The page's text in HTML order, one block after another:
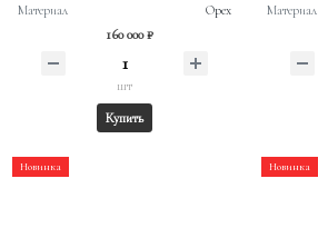
Материал Орех
160 000 ₽
шт
Купить
Материал
Новинка Новинка